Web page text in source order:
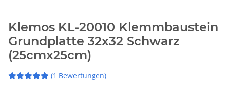
Klemos KL-20010 Klemmbaustein
Grundplatte 32x32 Schwarz
(25cmx25cm)
(1 Bewertungen)